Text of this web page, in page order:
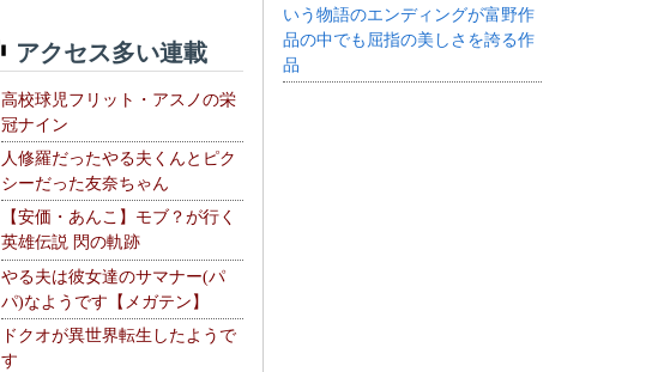
アクセス多い連載
高校球児フリット・アスノの栄
冠ナイン
人修羅だったやる夫くんとピク
シーだった友奈ちゃん
【安価・あんこ】モブ？が行く
英雄伝説 閃の軌跡
やる夫は彼女達のサマナー(パ
パ)なようです【メガテン】
ドクオが異世界転生したようで
す
いう物語のエンディングが富野作
品の中でも屈指の美しさを誇る作
品